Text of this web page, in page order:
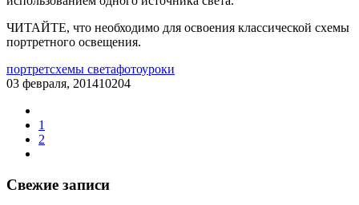
ЧИТАЙТЕ, что необходимо для освоения классической схемы
портретного освещения.
портретсхемы светафотоуроки
03 февраля, 201410204
1
2
Свежие записи